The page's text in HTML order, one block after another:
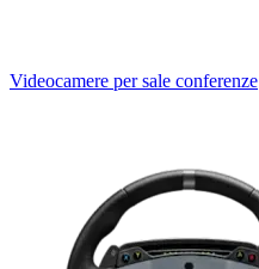
Videocamere per sale conferenze